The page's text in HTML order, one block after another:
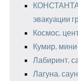
КОНСТАНТА,
эвакуации
Космос,
Кумир,
Лабиринт,
Лагуна,